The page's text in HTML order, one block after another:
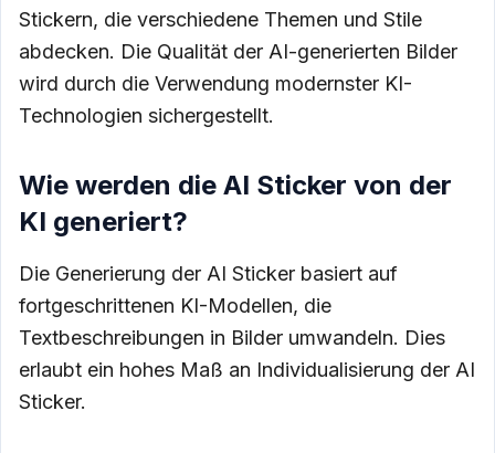
Stickern, die verschiedene Themen und Stile
abdecken. Die Qualität der AI-generierten Bilder
wird durch die Verwendung modernster KI-
Technologien sichergestellt.
Wie werden die AI Sticker von der
KI generiert?
Die Generierung der AI Sticker basiert auf
fortgeschrittenen KI-Modellen, die
Textbeschreibungen in Bilder umwandeln. Dies
erlaubt ein hohes Maß an Individualisierung der AI
Sticker.